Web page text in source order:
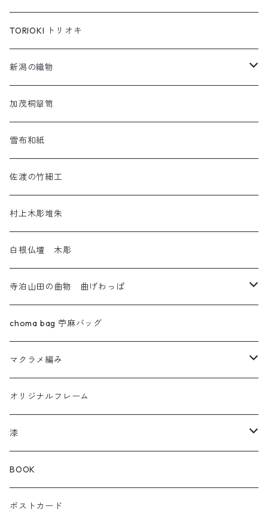
コイオキ in 小千谷縮
もちねこ
ちゃめねこ
ねんねこ
アートネコ
TORIOKI トリオキ
新潟の織物
羽越しな布
塩沢織物・越後上布
小千谷織物
十日町織物
加茂桐簞笥
雪布和紙
佐渡の竹細工
村上木彫堆朱
白根仏壇 木彫
寺泊山田の曲物 曲げわっぱ
わっぱセイロ
ウルトラセブン
曲輪の弁当箱
曲輪スツール
曲輪の球体
choma bag 苧麻バッグ
マクラメ編み
フクロウ
カメレオン
チャーム
オリジナルフレーム
漆
箸おき
KOIOKI コイオキ
ぐい呑み・カップ
BOOK
ポストカード